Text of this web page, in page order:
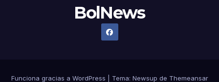
BolNews
Funciona gracias a WordPress Tema: Newsup de Themeansar